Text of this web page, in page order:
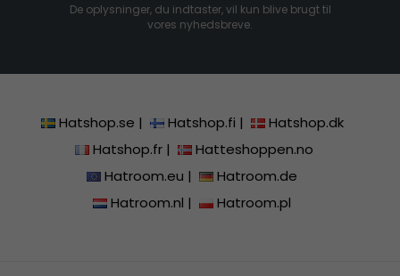
De oplysninger, du indtaster, vil kun blive brugt til
vores nyhedsbreve.
Hatshop.se | Hatshop.fi |
Hatshop.dk
Hatshop.fr|
Hatteshoppen.no
Hatroom.eu |
Hatroom.de
Hatroom.nl | Hatroom.pl